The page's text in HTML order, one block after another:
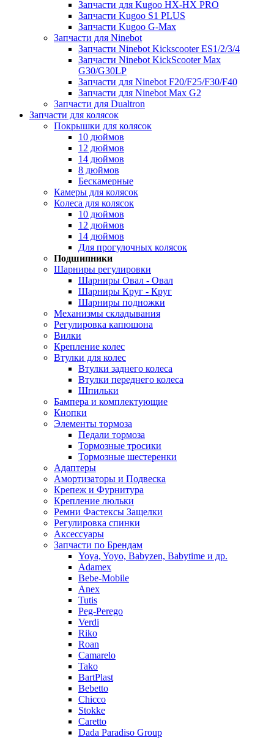
Запчасти для Kugoo HX-HX PRO
Запчасти Kugoo S1 PLUS
Запчасти Kugoo G-Max
Запчасти для Ninebot
Запчасти Ninebot Kickscooter ES1/2/3/4
Запчасти Ninebot KickScooter Max
G30/G30LP
Запчасти для Ninebot F20/F25/F30/F40
Запчасти для Ninebot Max G2
Запчасти для Dualtron
Запчасти для колясок
Покрышки для колясок
10 дюймов
12 дюймов
14 дюймов
8 дюймов
Бескамерные
Камеры для колясок
Колеса для колясок
10 дюймов
12 дюймов
14 дюймов
Для прогулочных колясок
Подшипники
Шарниры регулировки
Шарниры Овал - Овал
Шарниры Круг - Круг
Шарниры подножки
Механизмы складывания
Регулировка капюшона
Вилки
Крепление колес
Втулки для колес
Втулки заднего колеса
Втулки переднего колеса
Шпильки
Бампера и комплектующие
Кнопки
Элементы тормоза
Педали тормоза
Тормозные тросики
Тормозные шестеренки
Адаптеры
Амортизаторы и Подвеска
Крепеж и Фурнитура
Крепление люльки
Ремни Фастексы Защелки
Регулировка спинки
Аксессуары
Запчасти по Брендам
Yoya, Yoyo, Babyzen, Babytime и др.
Adamex
Bebe-Mobile
Anex
Tutis
Peg-Perego
Verdi
Riko
Roan
Camarelo
Tako
BartPlast
Bebetto
Chicco
Stokke
Caretto
Dada Paradiso Group